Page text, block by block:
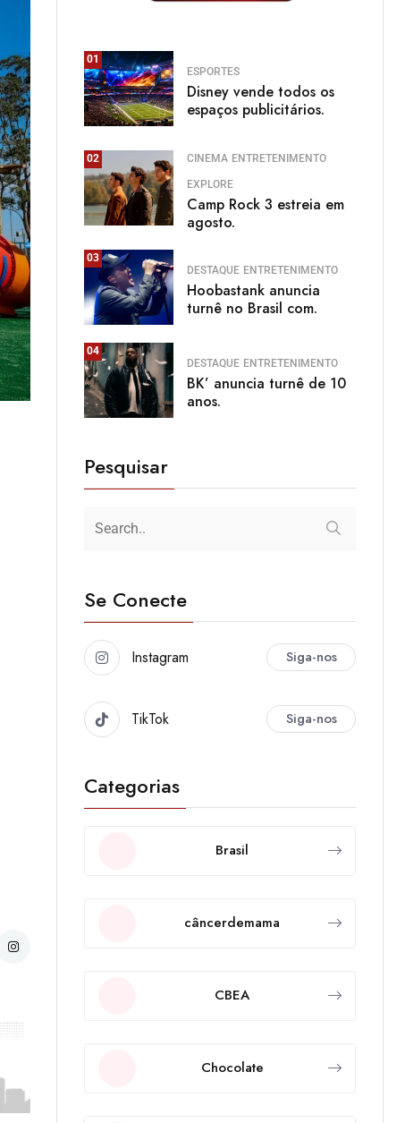
01
ESPORTES
Disney vende todos os
espaços publicitários.
02 CINEMA ENTRETENIMENTO
EXPLORE
Camp Rock 3 estreia em
agosto.
03
DESTAQUE ENTRETENIMENTO
Hoobastank anuncia
turnê no Brasil com.
04
DESTAQUE ENTRETENIMENTO
BK’ anuncia turnê de 10
anos.
Pesquisar
Se Conecte
Instagram Siga-nos
TikTok Siga-nos
Categorias
Brasil
câncerdemama
CBEA
Chocolate